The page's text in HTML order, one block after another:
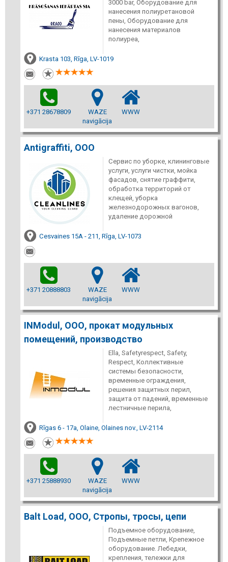
3000 bar, Оборудование для
нанесения полиуретановой
пены, Оборудование для
нанесения материалов
полиуреа,
Krasta 103, Rīga, LV-1019
+371 28678809
WAZE
navigācija
WWW
Antigraffiti, ООО
Сервис по уборке, клининговые
услуги, услуги чистки, мойка
фасадов, снятие граффити,
обработка территорий от
клещей, уборка
железнодорожных вагонов,
удаление дорожной
Cesvaines 15A - 211, Rīga, LV-1073
+371 20888803
WAZE
navigācija
WWW
INModul, ООО, прокат модульных
помещений, производство
Ella, Safetyrespect, Safety,
Respect, Коллективные
системы безопасности,
временные ограждения,
решения защитных перил,
защита от падений, временные
лестничные перила,
Rīgas 6 - 17a, Olaine, Olaines nov., LV-2114
+371 25888930
WAZE
navigācija
WWW
Balt Load, ООО, Стропы, тросы, цепи
Подъемное оборудование,
Подъемные петли, Крепежное
оборудование. Лебедки,
крепления, тележки для